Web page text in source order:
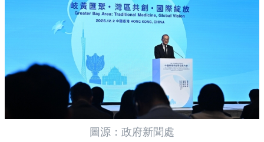
圖源：政府新聞處